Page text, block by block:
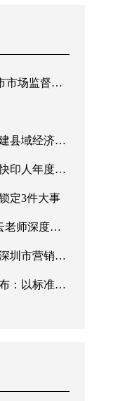
临快印客调研指导
经济新格局
即将重磅启幕
定3件大事
告产业新机遇
三次会议顺利召开
高质量发展号召